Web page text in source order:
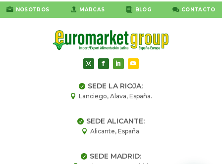
 NOSOTROS  MARCAS  BLOG  CONTACTO
 SEDE LA RIOJA:
 Lanciego, Alava, España.
 SEDE ALICANTE:
 Alicante, España.
 SEDE MADRID: